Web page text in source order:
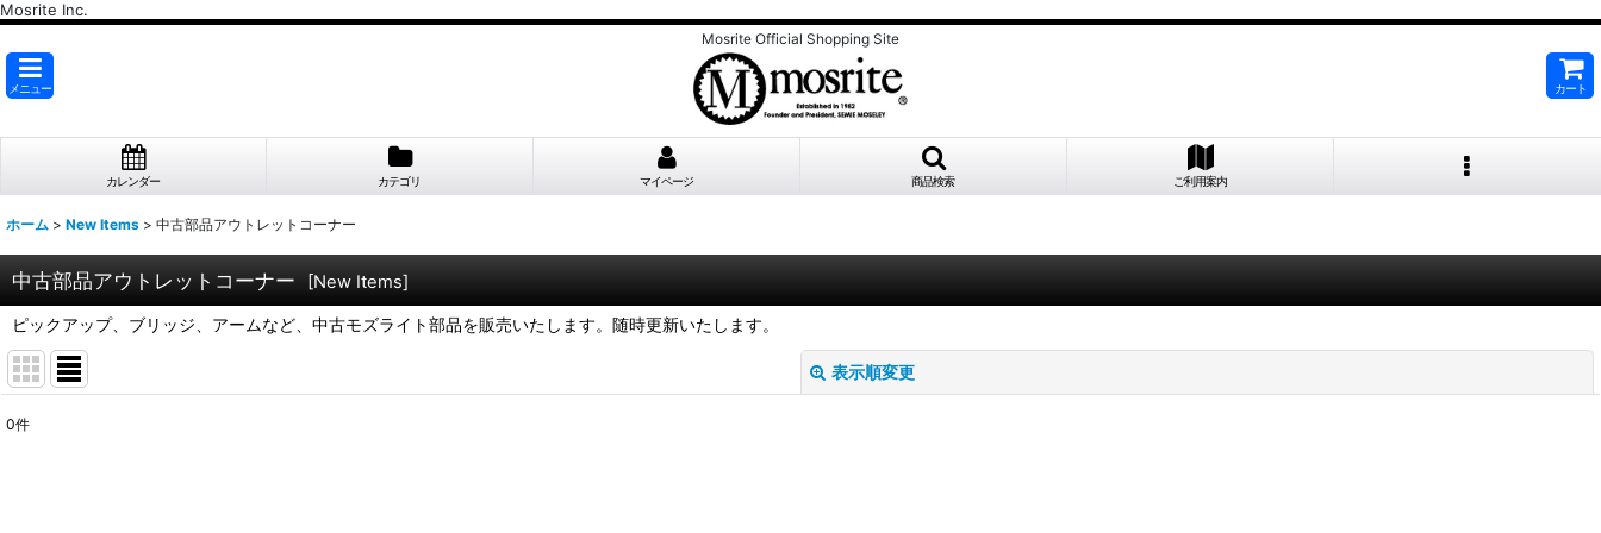
Mosrite Inc.
Mosrite Official Shopping Site
メニュー カート
カレンダー カテゴリ マイページ 商品検索 ご利用案内
ホーム > New Items > 中古部品アウトレットコーナー
中古部品アウトレットコーナー [New Items]
ピックアップ、ブリッジ、アームなど、中古モズライト部品を販売いたします。随時更新いたします。
表示順変更
表示数
0件